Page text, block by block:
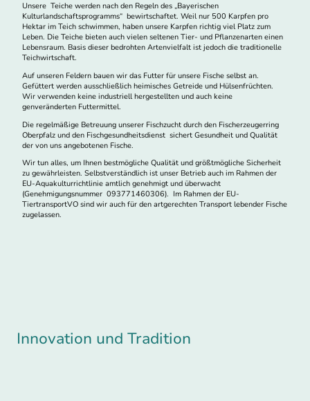
Unsere Teiche werden nach den Regeln des „Bayerischen
Kulturlandschaftsprogramms“ bewirtschaftet. Weil nur 500 Karpfen pro
Hektar im Teich schwimmen, haben unsere Karpfen richtig viel Platz zum
Leben. Die Teiche bieten auch vielen seltenen Tier- und Pflanzenarten einen
Lebensraum. Basis dieser bedrohten Artenvielfalt ist jedoch die traditionelle
Teichwirtschaft.
Auf unseren Feldern bauen wir das Futter für unsere Fische selbst an.
Gefüttert werden ausschließlich heimisches Getreide und Hülsenfrüchten.
Wir verwenden keine industriell hergestellten und auch keine
genveränderten Futtermittel.
Die regelmäßige Betreuung unserer Fischzucht durch den Fischerzeugerring
Oberpfalz und den Fischgesundheitsdienst sichert Gesundheit und Qualität
der von uns angebotenen Fische.
Wir tun alles, um Ihnen bestmögliche Qualität und größtmögliche Sicherheit
zu gewährleisten. Selbstverständlich ist unser Betrieb auch im Rahmen der
EU-Aquakulturrichtlinie amtlich genehmigt und überwacht
(Genehmigungsnummer 093771460306). Im Rahmen der EU-
TiertransportVO sind wir auch für den artgerechten Transport lebender Fische
zugelassen.
Innovation und Tradition